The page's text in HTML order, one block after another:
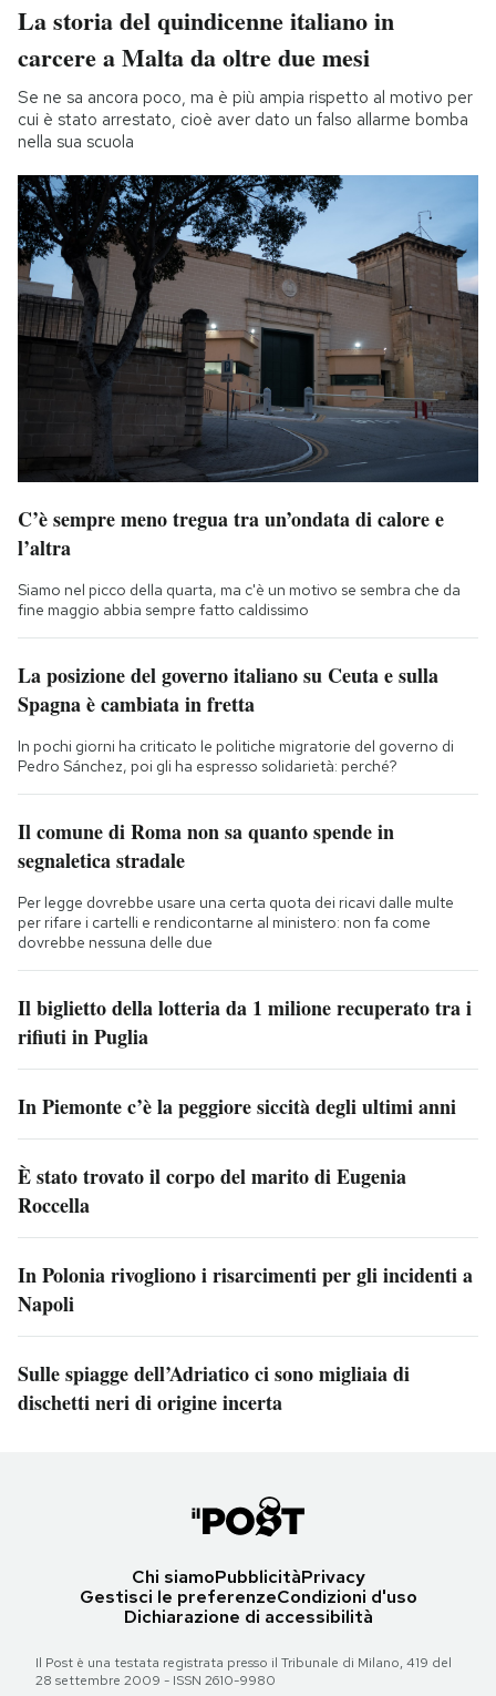
La storia del quindicenne italiano in
carcere a Malta da oltre due mesi
Se ne sa ancora poco, ma è più ampia rispetto al motivo per
cui è stato arrestato, cioè aver dato un falso allarme bomba
nella sua scuola
C’è sempre meno tregua tra un’ondata di calore e
l’altra
Siamo nel picco della quarta, ma c'è un motivo se sembra che da
fine maggio abbia sempre fatto caldissimo
La posizione del governo italiano su Ceuta e sulla
Spagna è cambiata in fretta
In pochi giorni ha criticato le politiche migratorie del governo di
Pedro Sánchez, poi gli ha espresso solidarietà: perché?
Il comune di Roma non sa quanto spende in
segnaletica stradale
Per legge dovrebbe usare una certa quota dei ricavi dalle multe
per rifare i cartelli e rendicontarne al ministero: non fa come
dovrebbe nessuna delle due
Il biglietto della lotteria da 1 milione recuperato tra i
rifiuti in Puglia
In Piemonte c’è la peggiore siccità degli ultimi anni
È stato trovato il corpo del marito di Eugenia
Roccella
In Polonia rivogliono i risarcimenti per gli incidenti a
Napoli
Sulle spiagge dell’Adriatico ci sono migliaia di
dischetti neri di origine incerta
Chi siamoPubblicitàPrivacy
Gestisci le preferenzeCondizioni d'uso
Dichiarazione di accessibilità
Il Post è una testata registrata presso il Tribunale di Milano, 419 del
28 settembre 2009 - ISSN 2610-9980